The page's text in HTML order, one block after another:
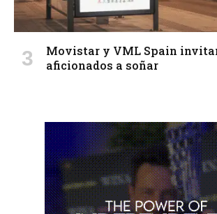
Movistar y VML Spain
aficionados a soñar